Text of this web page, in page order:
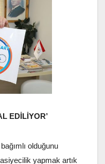
EDİLİYOR’
olduğunu
yapmak artık